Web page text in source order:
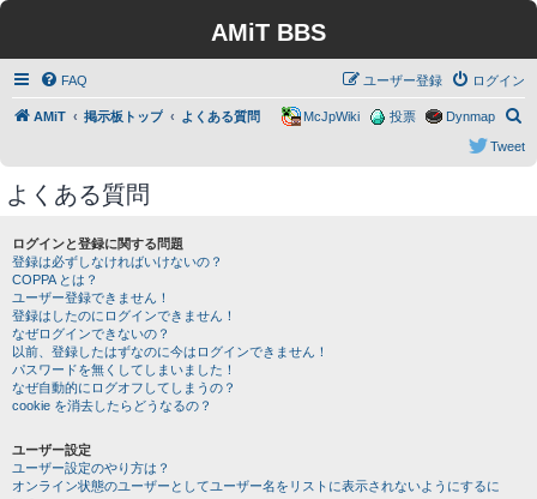
AMiT BBS
FAQ ログイン
ユーザー登録
AMiT 掲示板トップ よくある質問
索
Dynmap
投票
McJpWiki
Tweet
よくある質問
ログインと登録に関する問題
登録は必ずしなければいけないの？
COPPA とは？
ユーザー登録できません！
登録はしたのにログインできません！
なぜログインできないの？
以前、登録したはずなのに今はログインできません！
パスワードを無くしてしまいました！
なぜ自動的にログオフしてしまうの？
cookie を消去したらどうなるの？
ユーザー設定
ユーザー設定のやり方は？
オンライン状態のユーザーとしてユーザー名をリストに表示されないようにするに